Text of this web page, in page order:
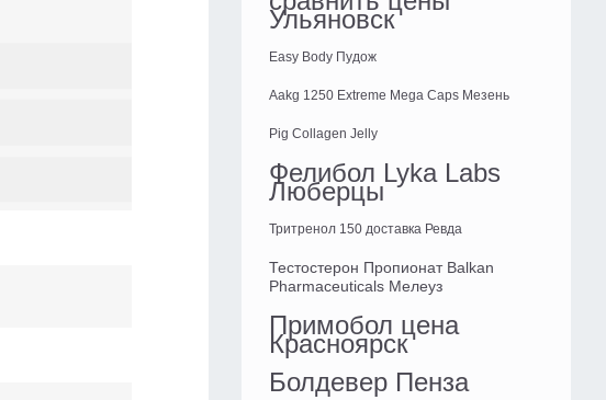
Ульяновск
Easy Body Пудож
Aakg 1250 Extreme Mega Caps Мезень
Pig Collagen Jelly
Фелибол Lyka Labs
Люберцы
Тритренол 150 доставка Ревда
Тестостерон Пропионат Balkan
Pharmaceuticals Мелеуз
Примобол цена
Красноярск
Болдевер Пенза